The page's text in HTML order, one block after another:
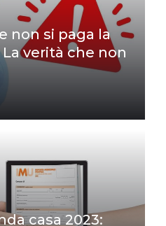
non si paga la
verità che non
casa 2023: